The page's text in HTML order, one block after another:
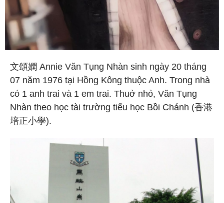
文頌嫻 Annie Văn Tụng Nhàn sinh ngày 20 tháng
07 năm 1976 tại Hồng Kông thuộc Anh. Trong nhà
có 1 anh trai và 1 em trai. Thuở nhỏ, Văn Tụng
Nhàn theo học tài trường tiểu học Bồi Chánh (香港
培正小學).